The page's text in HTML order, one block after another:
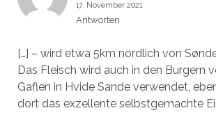
17. November 2021
Antworten
[…] – wird etwa 5km nördlich von
Das Fleisch wird auch in den Burgern
Gaflen in Hvide Sande verwendet,
dort das exzellente selbstgemachte